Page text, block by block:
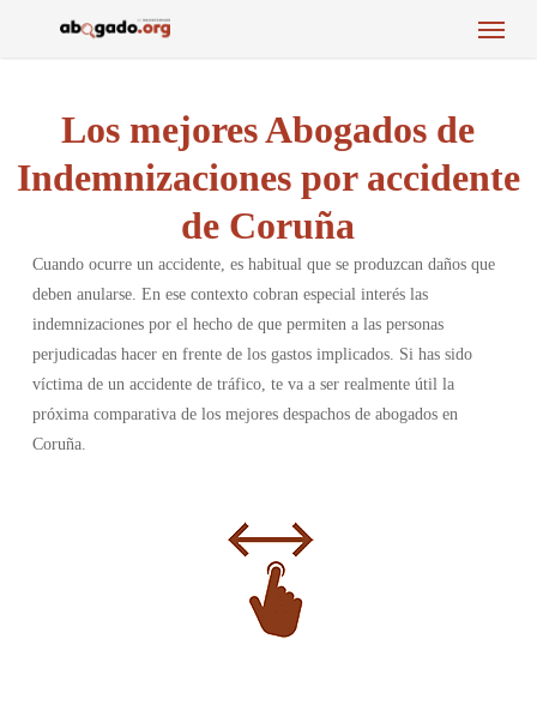
Menu
Los mejores Abogados de
Indemnizaciones por accidente
de Coruña
Cuando ocurre un accidente, es habitual que se produzcan daños que
deben anularse. En ese contexto cobran especial interés las
indemnizaciones por el hecho de que permiten a las personas
perjudicadas hacer en frente de los gastos implicados. Si has sido
víctima de un accidente de tráfico, te va a ser realmente útil la
próxima comparativa de los mejores despachos de abogados en
Coruña.